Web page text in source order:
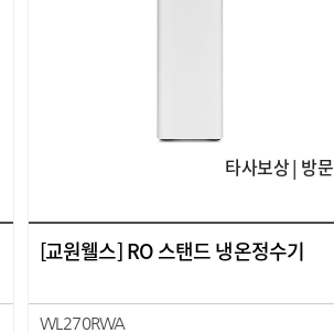
타사보상 | 방문
[교원웰스] RO 스탠드 냉온정수기
WL270RWA